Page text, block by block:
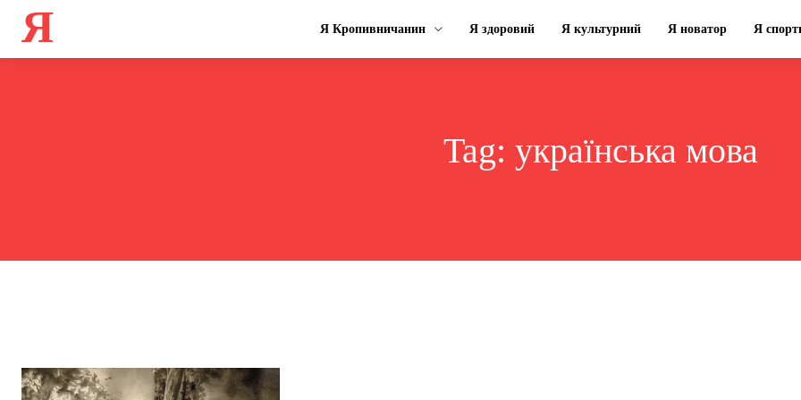
Я Я Кропивничанин Я здоровий Я культурний Я новатор Я
Tag: українська мова